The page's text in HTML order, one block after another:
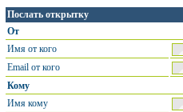
Послать открытку
От
Имя от кого
Email от кого
Кому
Имя кому